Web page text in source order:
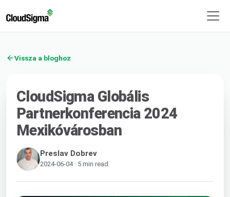
Vissza a bloghoz
CloudSigma Globális
Partnerkonferencia 2024
Mexikóvárosban
Preslav Dobrev
2024-06-04 · 5 min read